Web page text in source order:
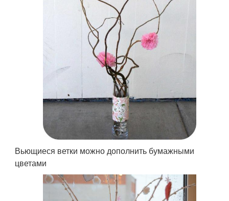
Вьющиеся ветки можно дополнить бумажными
цветами